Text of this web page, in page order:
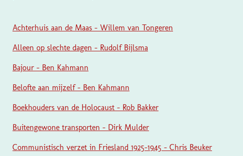
Achterhuis aan de Maas - Willem van Tongeren
Alleen op slechte dagen - Rudolf Bijlsma
Bajour - Ben Kahmann
Belofte aan mijzelf - Ben Kahmann
Boekhouders van de Holocaust - Rob Bakker
Buitengewone transporten - Dirk Mulder
Communistisch verzet in Friesland 1925-1945 - Chris Beuker